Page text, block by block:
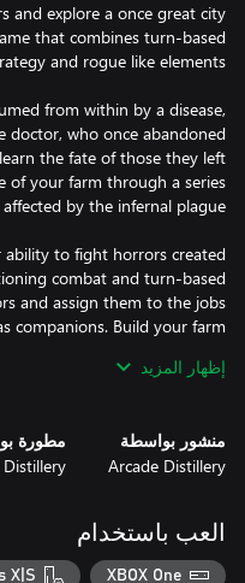
and explore a once great city
that combines turn-based
from within by a disease,
doctor, who once abandoned
the fate of those they left
of your farm through a series
to fight horrors created
combat and turn-based
and assign them to the jobs
companions. Build your farm
conflict rages, seven warriors
إظهار المزيد
منشور بواسطة
Arcade Distillery
مطورة
العب باستخدام
XBOX One
X|S